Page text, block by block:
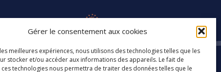
Gérer le consentement aux cookies
meilleures expériences, nous utilisons des technologies telles que les
stocker et/ou accéder aux informations des appareils. Le fait de
ces technologies nous permettra de traiter des données telles que le